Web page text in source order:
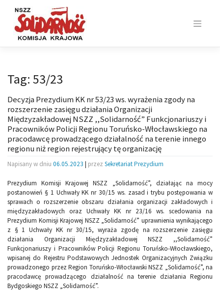
content
Tag: 53/23
Decyzja Prezydium KK nr 53/23 ws. wyrażenia zgody na
rozszerzenie zasięgu działania Organizacji
Międzyzakładowej NSZZ ,,Solidarność” Funkcjonariuszy i
Pracowników Policji Regionu Toruńsko-Włocławskiego na
pracodawcę prowadzącego działalność na terenie innego
regionu niż region rejestrujący tę organizację
Napisany w dniu 06.05.2023 | przez Sekretariat Prezydium
Prezydium Komisji Krajowej NSZZ „Solidarność”, działając na mocy
postanowień § 1 Uchwały KK nr 30/15 ws. zasad i trybu postępowania w
sprawach o rozszerzenie obszaru działania organizacji zakładowych i
międzyzakładowych oraz Uchwały KK nr 23/16 ws. scedowania na
Prezydium Komisji Krajowej NSZZ „Solidarność” uprawnienia wynikającego
z § 1 Uchwały KK nr 30/15, wyraża zgodę na rozszerzenie zasięgu
działania Organizacji Międzyzakładowej NSZZ ,,Solidarność”
Funkcjonariuszy i Pracowników Policji Regionu Toruńsko-Włocławskiego,
wpisanej do Rejestru Podstawowych Jednostek Organizacyjnych Związku
prowadzonego przez Region Toruńsko-Włocławski NSZZ „Solidarność”, na
pracodawcę prowadzącego działalność na terenie działania Regionu
Bydgoskiego NSZZ „Solidarność”.